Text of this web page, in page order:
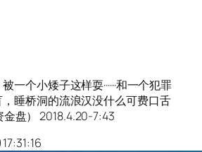
一个小矮子这样耍······和一个犯罪
睡桥洞的流浪汉没什么可费口舌
资金盘） 2018.4.20-7:43